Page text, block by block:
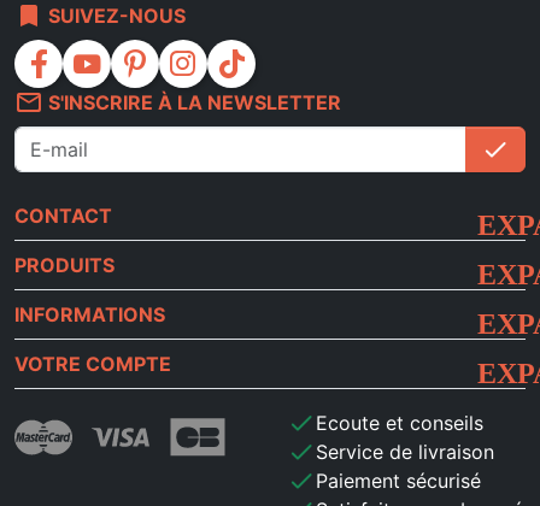
bookmark SUIVEZ-NOUS
facebook youtube pinterest instagram
tiktok
mail_outline S'INSCRIRE À LA NEWSLETTER
check
CONTACT
PRODUITS
INFORMATIONS
VOTRE COMPTE
check Ecoute et conseils
check Service de livraison
check Paiement sécurisé